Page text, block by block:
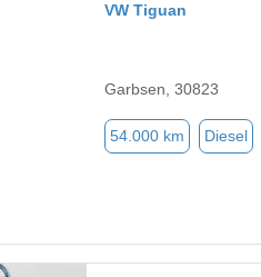
VW Tiguan
Garbsen, 30823
54.000 km Diesel